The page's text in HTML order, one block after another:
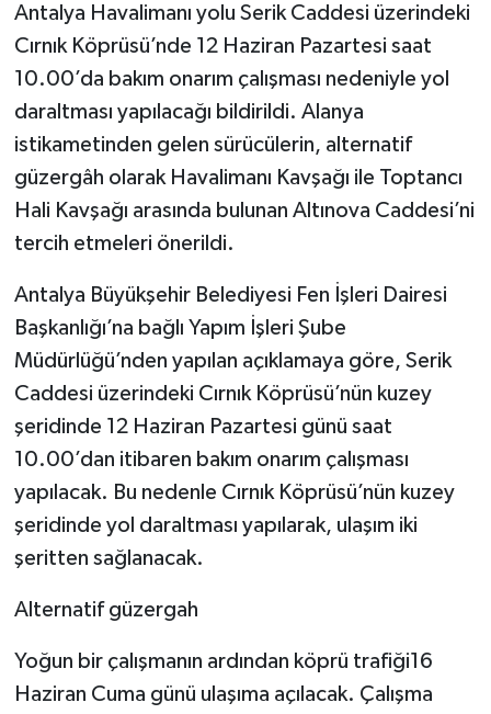
Antalya Havalimanı yolu Serik Caddesi üzerindeki
Cırnık Köprüsü’nde 12 Haziran Pazartesi saat
10.00’da bakım onarım çalışması nedeniyle yol
daraltması yapılacağı bildirildi. Alanya
istikametinden gelen sürücülerin, alternatif
güzergâh olarak Havalimanı Kavşağı ile Toptancı
Hali Kavşağı arasında bulunan Altınova Caddesi’ni
tercih etmeleri önerildi.
Antalya Büyükşehir Belediyesi Fen İşleri Dairesi
Başkanlığı’na bağlı Yapım İşleri Şube
Müdürlüğü’nden yapılan açıklamaya göre, Serik
Caddesi üzerindeki Cırnık Köprüsü’nün kuzey
şeridinde 12 Haziran Pazartesi günü saat
10.00’dan itibaren bakım onarım çalışması
yapılacak. Bu nedenle Cırnık Köprüsü’nün kuzey
şeridinde yol daraltması yapılarak, ulaşım iki
şeritten sağlanacak.
Alternatif güzergah
Yoğun bir çalışmanın ardından köprü trafiği16
Haziran Cuma günü ulaşıma açılacak. Çalışma